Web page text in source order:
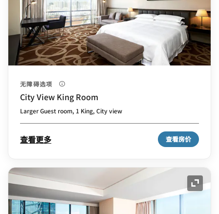
无障碍选项
City View King Room
Larger Guest room, 1 King, City view
查看更多 查看房价
展开